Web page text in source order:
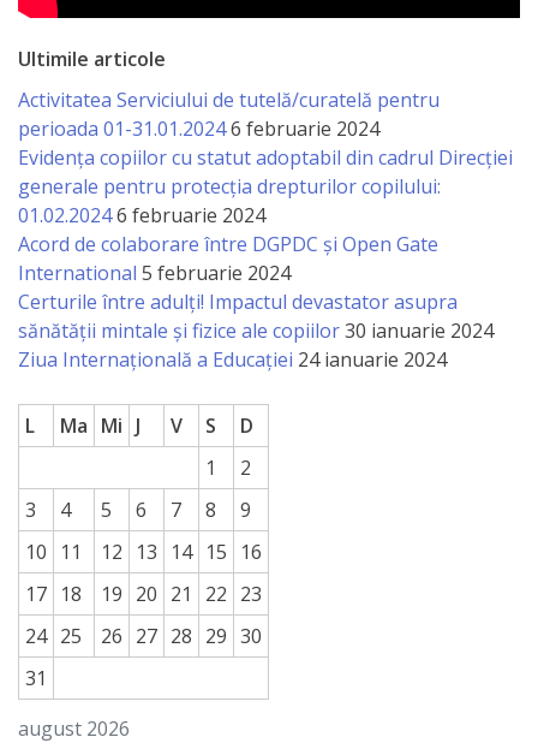
Ultimile articole
Activitatea Serviciului de tutelă/curatelă pentru
perioada 01-31.01.20246 februarie 2024
Evidența copiilor cu statut adoptabil din cadrul Direcției
generale pentru protecția drepturilor copilului:
01.02.20246 februarie 2024
Acord de colaborare între DGPDC și Open Gate
International 5 februarie 2024
Certurile între adulți! Impactul devastator asupra
sănătății mintale și fizice ale copiilor30 ianuarie 2024
Ziua Internațională a Educației 24 ianuarie 2024
august 2026
L Ma Mi J V S
D
1
2
3
4 5 6 7 8
9
10
11 12 13 14 15
16
17 18 19 20 21 22 23
24 25 26 27 28 29 30
31